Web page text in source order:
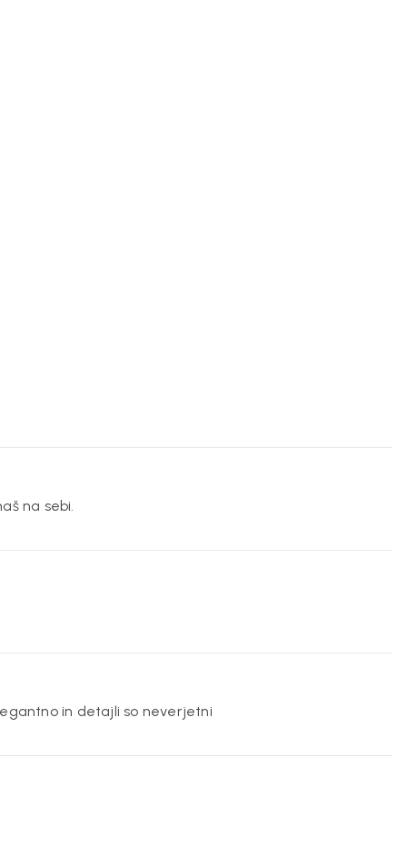
na sebi.
in detajli so neverjetni